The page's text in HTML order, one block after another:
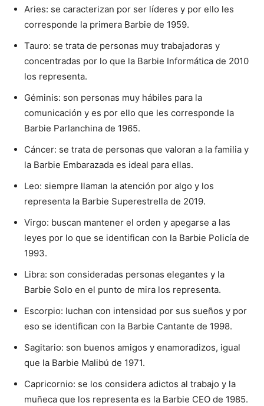
Aries: se caracterizan por ser líderes y por ello les
corresponde la primera Barbie de 1959.
Tauro: se trata de personas muy trabajadoras y
concentradas por lo que la Barbie Informática de 2010
los representa.
Géminis: son personas muy hábiles para la
comunicación y es por ello que les corresponde la
Barbie Parlanchina de 1965.
Cáncer: se trata de personas que valoran a la familia y
la Barbie Embarazada es ideal para ellas.
Leo: siempre llaman la atención por algo y los
representa la Barbie Superestrella de 2019.
Virgo: buscan mantener el orden y apegarse a las
leyes por lo que se identifican con la Barbie Policía de
1993.
Libra: son consideradas personas elegantes y la
Barbie Solo en el punto de mira los representa.
Escorpio: luchan con intensidad por sus sueños y por
eso se identifican con la Barbie Cantante de 1998.
Sagitario: son buenos amigos y enamoradizos, igual
que la Barbie Malibú de 1971.
Capricornio: se los considera adictos al trabajo y la
muñeca que los representa es la Barbie CEO de 1985.